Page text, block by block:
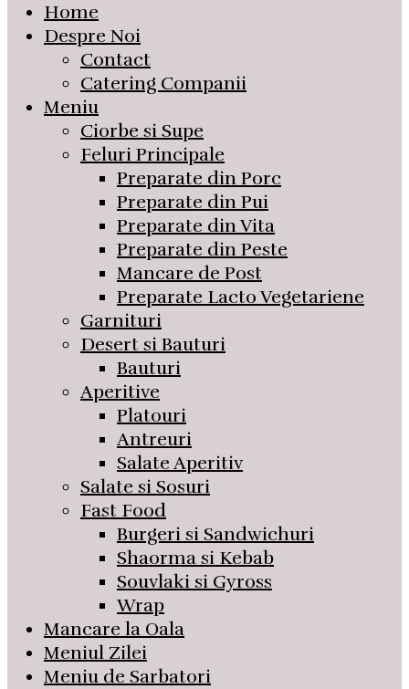
Home
Despre Noi
Contact
Catering Companii
Meniu
Ciorbe si Supe
Feluri Principale
Preparate din Porc
Preparate din Pui
Preparate din Vita
Preparate din Peste
Mancare de Post
Preparate Lacto Vegetariene
Garnituri
Desert si Bauturi
Bauturi
Aperitive
Platouri
Antreuri
Salate Aperitiv
Salate si Sosuri
Fast Food
Burgeri si Sandwichuri
Shaorma si Kebab
Souvlaki si Gyross
Wrap
Mancare la Oala
Meniul Zilei
Meniu de Sarbatori